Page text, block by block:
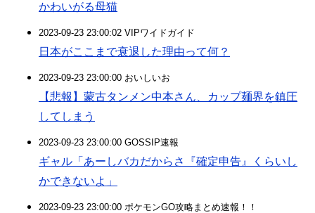
かわいがる母猫
2023-09-23 23:00:02 VIPワイドガイド
日本がここまで衰退した理由って何？
2023-09-23 23:00:00 おいしいお
【悲報】蒙古タンメン中本さん、カップ麺界を鎮圧
してしまう
2023-09-23 23:00:00 GOSSIP速報
ギャル「あーしバカだからさ『確定申告』くらいし
かできないよ」
2023-09-23 23:00:00 ポケモンGO攻略まとめ速報！！